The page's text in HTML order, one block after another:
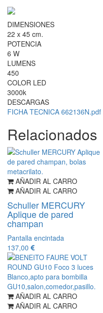
DIMENSIONES
22 x 45 cm.
POTENCIA
6 W
LUMENS
450
COLOR LED
3000k
DESCARGAS
FICHA TECNICA 662136N.pdf
Relacionados
AÑADIR AL CARRO
AÑADIR AL CARRO
Schuller MERCURY
Aplique de pared
champan
Pantalla encintada
137,00
AÑADIR AL CARRO
AÑADIR AL CARRO